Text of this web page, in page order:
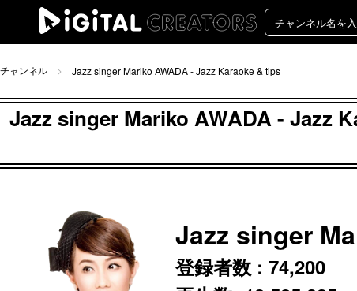
チャンネル Jazz singer Mariko AWADA - Jazz Karaoke & tips
Jazz singer Mariko AWADA - Jazz
Jazz singer
登録者数 : 74,200